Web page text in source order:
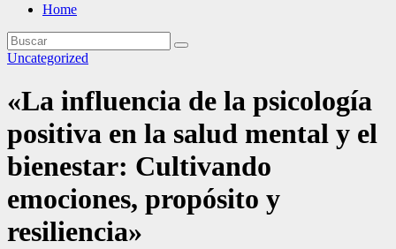
Home
Uncategorized
«La influencia de la psicología
positiva en la salud mental y el
bienestar: Cultivando
emociones, propósito y
resiliencia»